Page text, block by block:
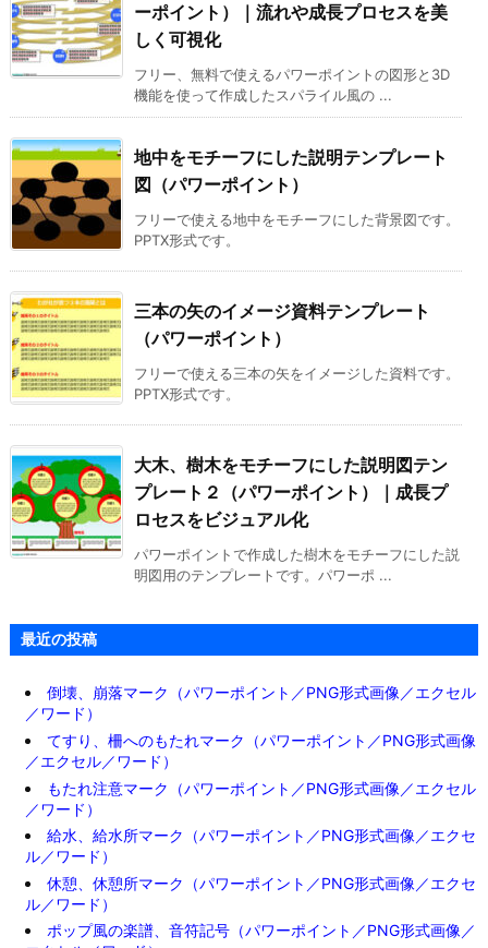
ーポイント）｜流れや成長プロセスを美
しく可視化
フリー、無料で使えるパワーポイントの図形と3D
機能を使って作成したスパライル風の ...
地中をモチーフにした説明テンプレート
図（パワーポイント）
フリーで使える地中をモチーフにした背景図です。
PPTX形式です。
三本の矢のイメージ資料テンプレート
（パワーポイント）
フリーで使える三本の矢をイメージした資料です。
PPTX形式です。
大木、樹木をモチーフにした説明図テン
プレート２（パワーポイント）｜成長プ
ロセスをビジュアル化
パワーポイントで作成した樹木をモチーフにした説
明図用のテンプレートです。パワーポ ...
最近の投稿
倒壊、崩落マーク（パワーポイント／PNG形式画像／エクセル
／ワード）
てすり、柵へのもたれマーク（パワーポイント／PNG形式画像
／エクセル／ワード）
もたれ注意マーク（パワーポイント／PNG形式画像／エクセル
／ワード）
給水、給水所マーク（パワーポイント／PNG形式画像／エクセ
ル／ワード）
休憩、休憩所マーク（パワーポイント／PNG形式画像／エクセ
ル／ワード）
ポップ風の楽譜、音符記号（パワーポイント／PNG形式画像／